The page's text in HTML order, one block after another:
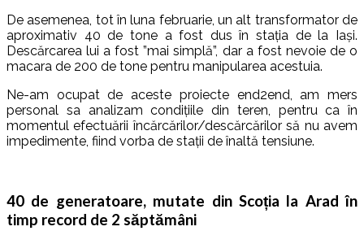
De asemenea, tot în luna februarie, un alt transformator de
aproximativ 40 de tone a fost dus în stația de la Iași.
Descărcarea lui a fost ”mai simplă”, dar a fost nevoie de o
macara de 200 de tone pentru manipularea acestuia.
Ne-am ocupat de aceste proiecte end2end, am mers
personal sa analizam condițiile din teren, pentru ca în
momentul efectuării încărcărilor/descărcărilor să nu avem
impedimente, fiind vorba de stații de înaltă tensiune.
40 de generatoare, mutate din Scoția la Arad în
timp record de 2 săptămâni